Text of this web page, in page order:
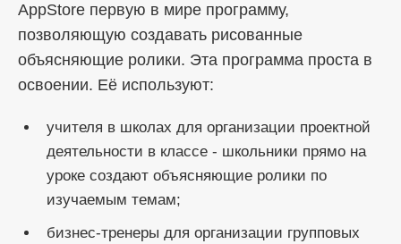
AppStore первую в мире программу,
позволяющую создавать рисованные
объясняющие ролики. Эта программа проста в
освоении. Её используют:
учителя в школах для организации проектной
деятельности в классе - школьники прямо на
уроке создают объясняющие ролики по
изучаемым темам;
бизнес-тренеры для организации групповых